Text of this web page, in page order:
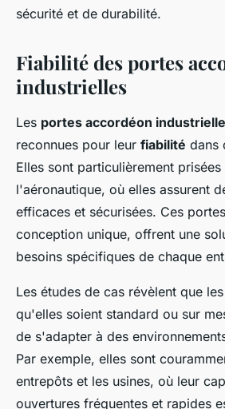
sécurité et de durabilité.
Fiabilité des portes
industrielles
Les portes accordéon
reconnues pour leur fiabilité dans
Elles sont particulièrement prisées
l'aéronautique, où elles assurent
efficaces et sécurisées. Ces
conception unique, offrent une
besoins spécifiques de chaque
Les études de cas révèlent que
qu'elles soient standard ou sur
de s'adapter à des
Par exemple, elles sont
entrepôts et les usines, où leur
ouvertures fréquentes et rapides